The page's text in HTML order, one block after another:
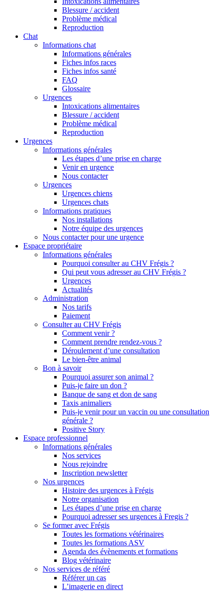
Blessure / accident
Problème médical
Reproduction
Chat
Informations chat
Informations générales
Fiches infos races
Fiches infos santé
FAQ
Glossaire
Urgences
Intoxications alimentaires
Blessure / accident
Problème médical
Reproduction
Urgences
Informations générales
Les étapes d’une prise en charge
Venir en urgence
Nous contacter
Urgences
Urgences chiens
Urgences chats
Informations pratiques
Nos installations
Notre équipe des urgences
Nous contacter pour une urgence
Espace propriétaire
Informations générales
Pourquoi consulter au CHV Frégis ?
Qui peut vous adresser au CHV Frégis ?
Urgences
Actualités
Administration
Nos tarifs
Paiement
Consulter au CHV Frégis
Comment venir ?
Comment prendre rendez-vous ?
Déroulement d’une consultation
Le bien-être animal
Bon à savoir
Pourquoi assurer son animal ?
Puis-je faire un don ?
Banque de sang et don de sang
Taxis animaliers
Puis-je venir pour un vaccin ou une consultation
générale ?
Positive Story
Espace professionnel
Informations générales
Nos services
Nous rejoindre
Inscription newsletter
Nos urgences
Histoire des urgences à Frégis
Notre organisation
Les étapes d’une prise en charge
Pourquoi adresser ses urgences à Fregis ?
Se former avec Frégis
Toutes les formations vétérinaires
Toutes les formations ASV
Agenda des évènements et formations
Blog vétérinaire
Nos services de référé
Référer un cas
L’imagerie en direct